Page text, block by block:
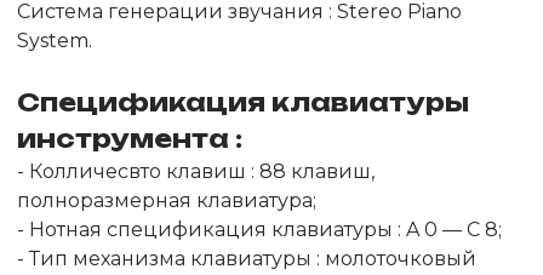
Система генерации звучания : Stereo Piano
System.
Спецификация клавиатуры
инструмента :
- Колличесвто клавиш : 88 клавиш,
полноразмерная клавиатура;
- Нотная спецификация клавиатуры : A 0 — C 8;
- Тип механизма клавиатуры : молоточковый